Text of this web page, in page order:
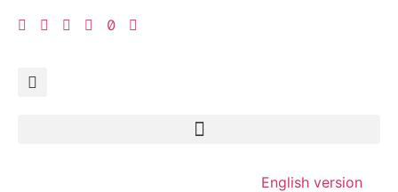
English version